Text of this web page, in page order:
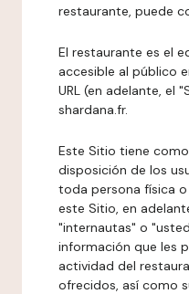
restaurante, puede
El restaurante es el
accesible al público
URL (en adelante, el
shardana.fr.
Este Sitio tiene
disposición de los
toda persona física
este Sitio, en
"internautas" o
información que les
actividad del
ofrecidos, así como